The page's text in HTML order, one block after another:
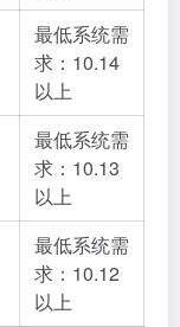
最低系统需
求：10.14
以上
最低系统需
求：10.13
以上
最低系统需
求：10.12
以上